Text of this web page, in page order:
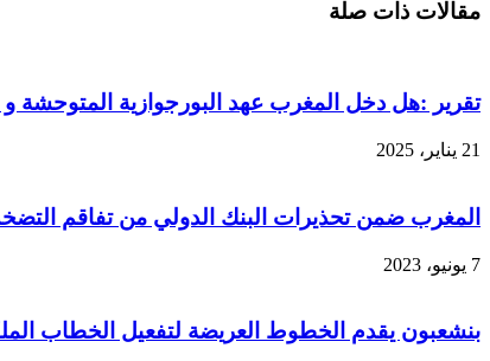
مقالات ذات صلة
تقرير :هل دخل المغرب عهد البورجوازية المتوحشة و
21 يناير، 2025
المغرب ضمن تحذيرات البنك الدولي من تفاقم
7 يونيو، 2023
بنشعبون يقدم الخطوط العريضة لتفعيل الخطاب